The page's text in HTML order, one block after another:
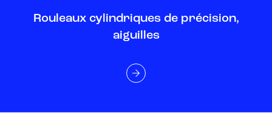
Rouleaux cylindriques de précision,
aiguilles